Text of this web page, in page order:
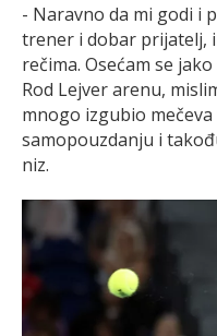
- Naravno da mi godi i
trener i dobar prijatelj,
rečima. Osećam se
Rod Lejver arenu,
mnogo izgubio
samopouzdanju i
niz.